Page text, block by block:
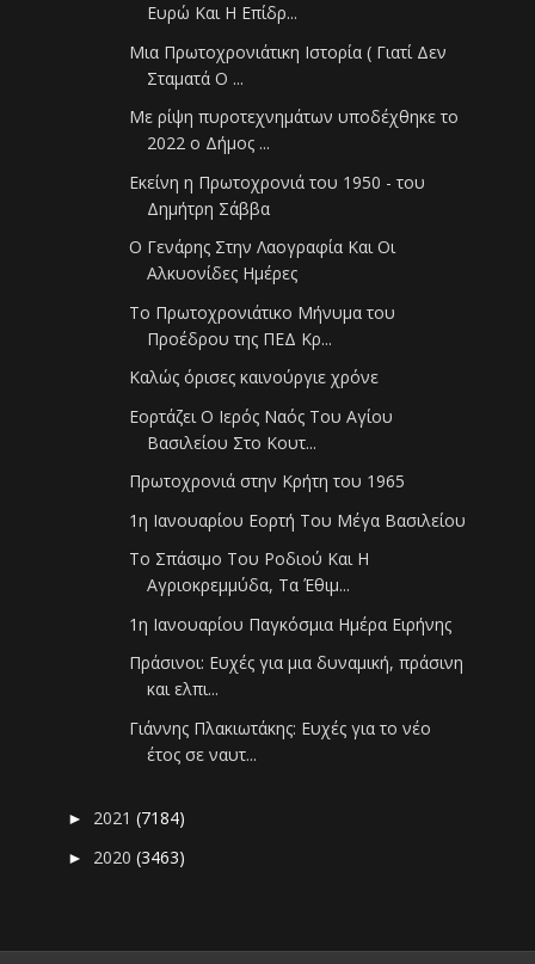
Ευρώ Και Η Επίδρ...
Μια Πρωτοχρονιάτικη Ιστορία ( Γιατί Δεν
Σταματά Ο ...
Με ρίψη πυροτεχνημάτων υποδέχθηκε το
2022 ο Δήμος ...
Εκείνη η Πρωτοχρονιά του 1950 - του
Δημήτρη Σάββα
Ο Γενάρης Στην Λαογραφία Και Οι
Αλκυονίδες Ημέρες
Το Πρωτοχρονιάτικο Μήνυμα του
Προέδρου της ΠΕΔ Κρ...
Καλώς όρισες καινούργιε χρόνε
Εορτάζει Ο Ιερός Ναός Του Αγίου
Βασιλείου Στο Κουτ...
Πρωτοχρονιά στην Κρήτη του 1965
1η Ιανουαρίου Εορτή Του Μέγα Βασιλείου
Το Σπάσιμο Του Ροδιού Και Η
Αγριοκρεμμύδα, Τα Έθιμ...
1η Ιανουαρίου Παγκόσμια Ημέρα Ειρήνης
Πράσινοι: Ευχές για μια δυναμική, πράσινη
και ελπι...
Γιάννης Πλακιωτάκης: Ευχές για το νέο
έτος σε ναυτ...
► 2021(7184)
► 2020(3463)